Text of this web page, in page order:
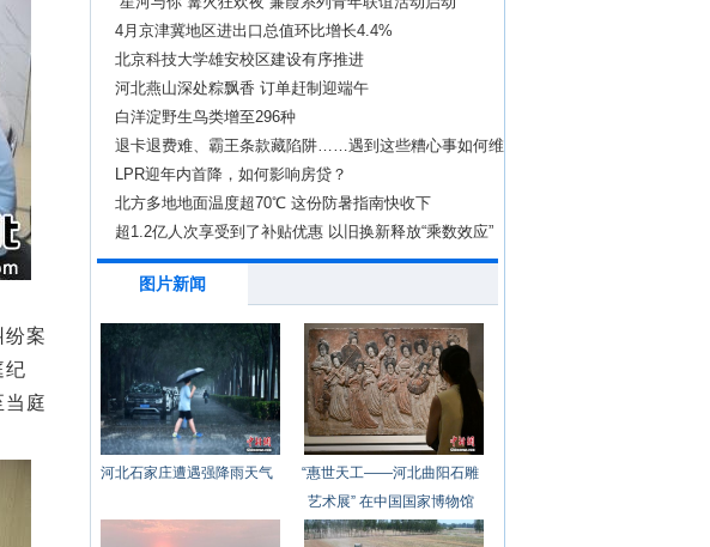
案
纪
庭
4月京津冀地区进出口总值环比增长4.4%
北京科技大学雄安校区建设有序推进
河北燕山深处粽飘香 订单赶制迎端午
白洋淀野生鸟类增至296种
退卡退费难、霸王条款藏陷阱……遇到这些糟心事如何维
权？
LPR迎年内首降，如何影响房贷？
北方多地地面温度超70℃ 这份防暑指南快收下
超1.2亿人次享受到了补贴优惠 以旧换新释放“乘数效应”
图片新闻
河北石家庄遭遇强降雨天气
“惠世天工——河北曲阳石雕
艺术展” 在中国国家博物馆
开幕